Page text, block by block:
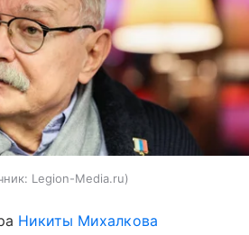
Legion-Media.ru
Никиты Михалкова